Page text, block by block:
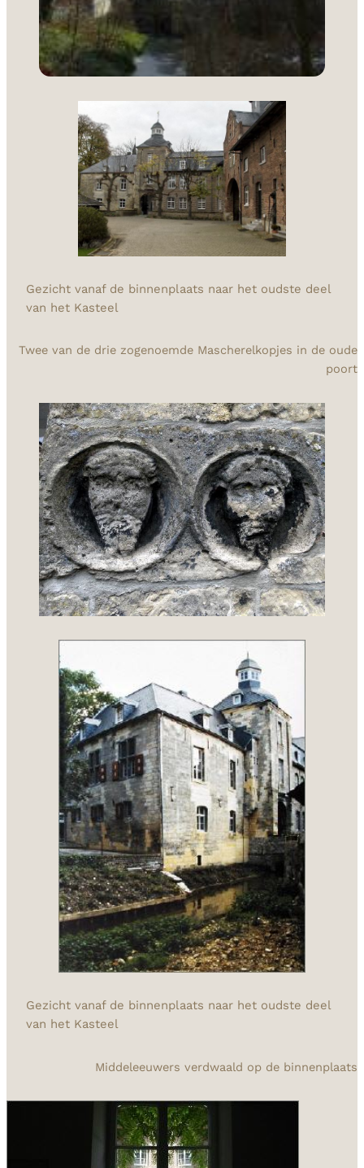
Gezicht vanaf de binnenplaats naar het oudste deel
van het Kasteel
Twee van de drie zogenoemde Mascherelkopjes in de oude
poort
Gezicht vanaf de binnenplaats naar het oudste deel
van het Kasteel
Middeleeuwers verdwaald op de binnenplaats